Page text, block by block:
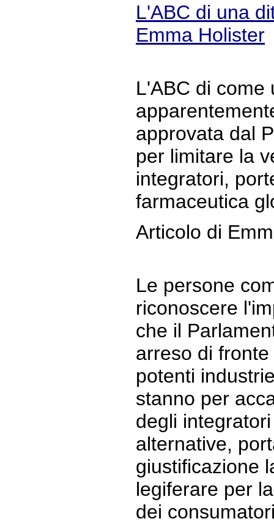
L'ABC di una
Emma Holister
L'ABC di come
approvata dal
per limitare la
integratori,
farmaceutica
Articolo di
Le persone
riconoscere
che il
arreso di
potenti
stanno per
degli
alternative,
giustificazione
legiferare per
dei